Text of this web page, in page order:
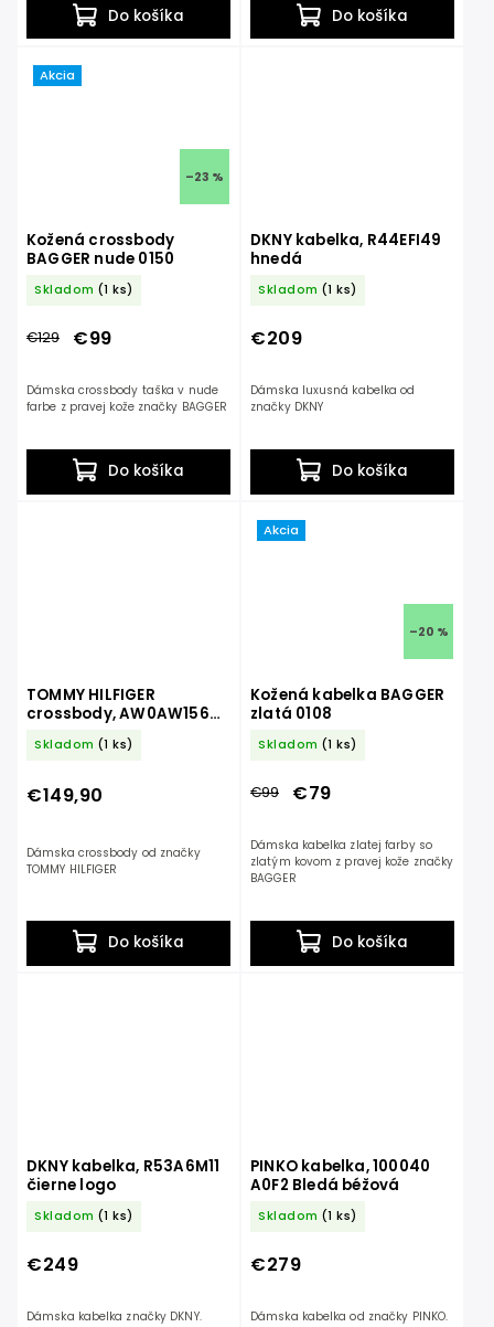
Do košíka Do košíka
Akcia
–23 %
Kožená crossbody
BAGGER nude 0150
Skladom (1 ks)
€129 €99
Do košíka
Dámska crossbody taška v nude
farbe z pravej kože značky BAGGER
DKNY kabelka, R44EFI49
hnedá
Skladom (1 ks)
€209
Do košíka
Dámska luxusná kabelka od
značky DKNY
TOMMY HILFIGER
crossbody, AW0AW15666
Skladom (1 ks)
€149,90
Do košíka
Dámska crossbody od značky
TOMMY HILFIGER
Akcia
–20 %
Kožená kabelka BAGGER
zlatá 0108
Skladom (1 ks)
€99 €79
Do košíka
Dámska kabelka zlatej farby so
zlatým kovom z pravej kože značky
BAGGER
DKNY kabelka, R53A6M11
čierne logo
Skladom (1 ks)
€249
Dámska kabelka značky DKNY.
PINKO kabelka, 100040
A0F2 Bledá béžová
Skladom (1 ks)
€279
Dámska kabelka od značky PINKO.